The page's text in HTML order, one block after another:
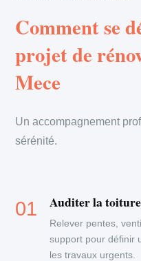
Comment se
projet de
Mece
Un accompagnement
sérénité.
Auditer la toiture
Relever pentes,
support pour définir
les travaux urgents.